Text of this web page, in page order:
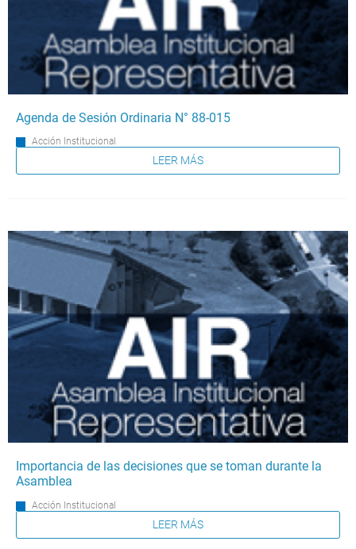
Agenda de Sesión Ordinaria N° 88-015
Acción Institucional
LEER MÁS
Importancia de las decisiones que se toman durante la
Asamblea
Acción Institucional
LEER MÁS